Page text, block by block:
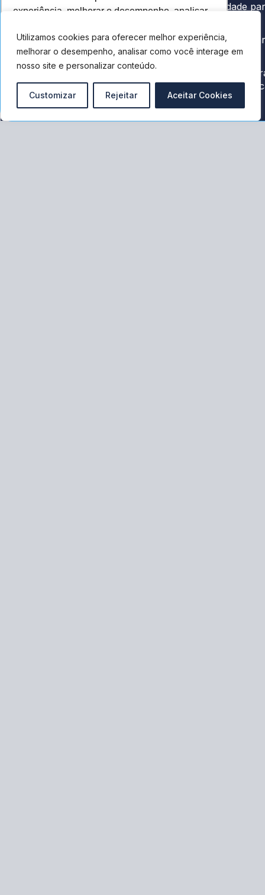
experiência, melhorar o desempenho, analisar
personalizar conteúdo. Ao utilizar este site, você
concorda com o uso de cookies.
Ok, entendi!
Utilizamos cookies para oferecer melhor experiência,
melhorar o desempenho, analisar como você interage em
nosso site e personalizar conteúdo.
Customizar Rejeitar Aceitar Cookies
ajudar empresas a
forma estratégica e
eficiente.
CRC/RS 008361/O
Contabilidade
Contabilidade
clínicas
Gestão
para pessoa